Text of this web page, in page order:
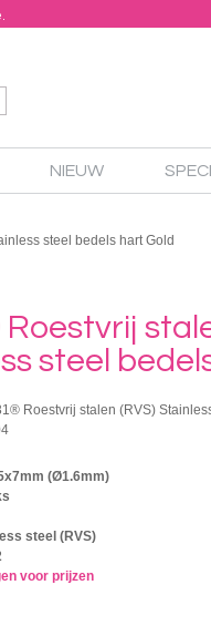
NIEUW
steel bedels hart Gold
steel
Roestvrij stalen (RVS)
(Ø1.6mm)
steel (RVS)
voor prijzen